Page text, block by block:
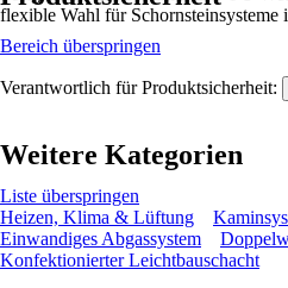
flexible Wahl für Schornsteinsysteme
Bereich überspringen
Verantwortlich für Produktsicherheit:
Weitere Kategorien
Liste überspringen
Heizen, Klima & Lüftung
Einwandiges Abgassystem
Konfektionierter Leichtbauschacht